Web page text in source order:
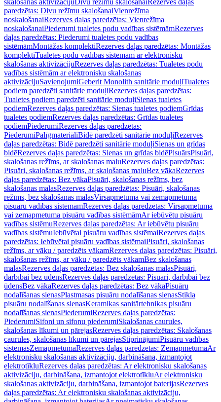
skalošanas aktivizācijuDivu režīmu skalošanaiRezerves daļas
paredzētas: Divu režīmu skalošanaiVienrežīma
noskalošanaiRezerves daļas paredzētas: Vienrežīma
noskalošanaiPiederumi tualetes podu vadības sistēmāmRezerves
daļas paredzētas: Piederumi tualetes podu vadības
sistēmāmMontāžas komplektiRezerves daļas paredzētas: Montāžas
komplektiTualetes podu vadības sistēmām ar elektronisku
skalošanas aktivizācijuRezerves daļas paredzētas: Tualetes podu
vadības sistēmām ar elektronisku skalošanas
aktivizācijuSavienojumiGeberit Monolith sanitārie moduļiTualetes
podiem paredzēti sanitārie moduļiRezerves daļas paredzētas:
Tualetes podiem paredzēti sanitārie moduļiSienas tualetes
podiemRezerves daļas paredzētas: Sienas tualetes podiemGrīdas
tualetes podiemRezerves daļas paredzētas: Grīdas tualetes
podiemPiederumiRezerves daļas paredzētas:
PiederumiPalīgmateriāliBidē paredzēti sanitārie moduļiRezerves
daļas paredzētas: Bidē paredzēti sanitārie moduļiSienas un grīdas
bidēRezerves daļas paredzētas: Sienas un grīdas bidēPisuārsPisuāri,
skalošanas režīms, ar skalošanas maluRezerves daļas paredzētas:
Pisuāri, skalošanas režīms, ar skalošanas maluBez vākaRezerves
daļas paredzētas: Bez vākaPisuāri, skalošanas režīms, bez
skalošanas malasRezerves daļas paredzētas: Pisuāri, skalošanas
režīms, bez skalošanas malasVirsapmetuma vai zemapmetuma
pisuāru vadības sistēmāmRezerves daļas paredzētas: Virsapmetuma
vai zemapmetuma pisuāru vadības sistēmāmAr iebūvētu pisuāru
vadības sistēmuRezerves daļas paredzētas: Ar iebūvētu pisuāru
vadības sistēmuIebūvētai pisuāru vadības sistēmaiRezerves daļas
paredzētas: Iebūvētai pisuāru vadības sistēmaiPisuāri, skalošanas
režīms, ar vāku / paredzēts vākamRezerves daļas paredzētas: Pisuāri,
skalošanas režīms, ar vāku / paredzēts vākamBez skalošanas
malasRezerves daļas paredzētas: Bez skalošanas malasPisuāri,
darbībai bez ūdensRezerves daļas paredzētas: Pisuāri, darbībai bez
ūdensBez vākaRezerves daļas paredzētas: Bez vākaPisuāru
nodalīšanas sienasPlastmasas pisuāru nodalīšanas sienasStikla
pisuāru nodalīšanas sienasKeramikas sanitārtehnikas pisuāru
nodalīšanas sienasPiederumiRezerves daļas paredzētas:
PiederumiSifoni un sifonu piederumiSkalošanas caurules,
skalošanas līkumi un pārejasRezerves daļas paredzētas: Skalošanas
caurules, skalošanas līkumi un pārejasStiprinājumiPisuāru vadības
sistēmasZemapmetumaRezerves daļas paredzētas: ZemapmetumaAr
elektronisku skalošanas aktivizāciju, darbināšana, izmantojot
elektrotīkluRezerves daļas paredzētas: Ar elektronisku skalošanas
aktivizāciju, darbināšana, izmantojot elektrotīkluAr elektronisku
skalošanas aktivizāciju, darbināšana, izmantojot baterijasRezerves
daļas paredzētas: Ar elektronisku skalošanas aktivizāciju,